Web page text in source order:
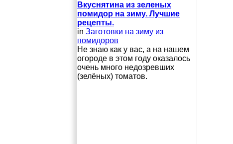
Вкуснятина из зеленых
помидор на зиму. Лучшие
рецепты.
in Заготовки на зиму из
помидоров
Не знаю как у вас, а на нашем
огороде в этом году оказалось
очень много недозревших
(зелёных) томатов.